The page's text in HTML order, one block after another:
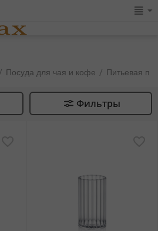
/ Посуда для чая и кофе / Питьевая
Фильтры